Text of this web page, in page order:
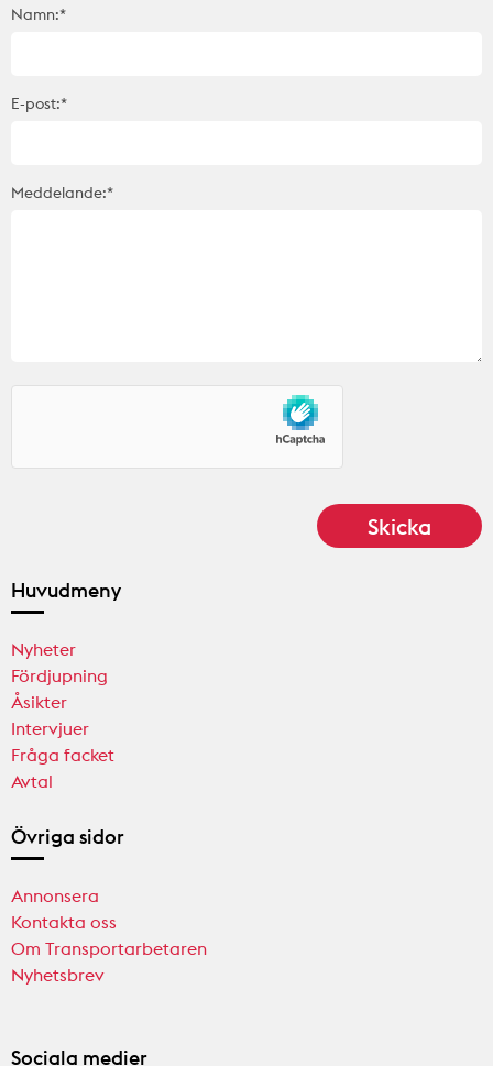
Namn:*
E-post:*
Meddelande:*
Huvudmeny
Nyheter
Fördjupning
Åsikter
Intervjuer
Fråga facket
Avtal
Övriga sidor
Annonsera
Kontakta oss
Om Transportarbetaren
Nyhetsbrev
Sociala medier